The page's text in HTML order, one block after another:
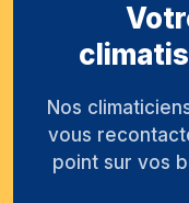
Nos
vous
point sur vos